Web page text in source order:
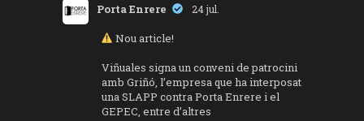
Porta Enrere 24 jul.
Nou article!
Viñuales signa un conveni de patrocini
amb Griñó, l’empresa que ha interposat
una SLAPP contra Porta Enrere i el
GEPEC, entre d’altres